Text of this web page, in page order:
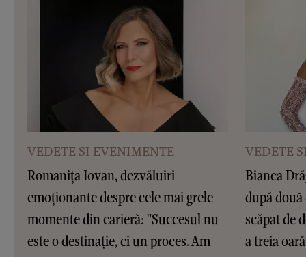
VEDETE SI EVENIMENTE
Romanița Iovan, dezvăluiri
emoționante despre cele mai grele
momente din carieră: "Succesul nu
este o destinație, ci un proces. Am
VEDETE
Bianca
după
scăpat de
a treia